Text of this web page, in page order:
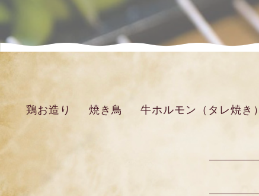
鶏お造り 焼き鳥 牛ホルモン（タレ焼き）